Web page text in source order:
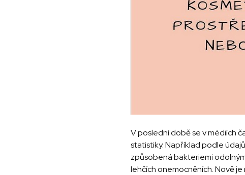
V poslední době se v médiích
statistiky. Například podle
způsobená bakteriemi
lehčích onemocněních. Nově